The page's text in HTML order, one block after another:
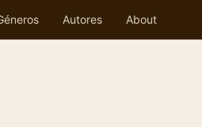
Autores About